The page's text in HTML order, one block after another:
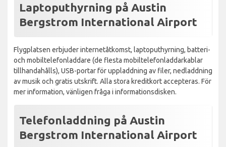
Laptoputhyrning på Austin
Bergstrom International Airport
Flygplatsen erbjuder internetåtkomst, laptoputhyrning, batteri-
och mobiltelefonladdare (de flesta mobiltelefonladdarkablar
tillhandahålls), USB-portar för uppladdning av filer, nedladdning
av musik och gratis utskrift. Alla stora kreditkort accepteras. För
mer information, vänligen fråga i informationsdisken.
Telefonladdning på Austin
Bergstrom International Airport